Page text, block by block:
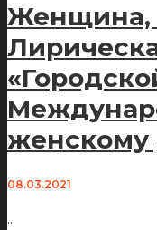
Женщина,
08.03.2021
...